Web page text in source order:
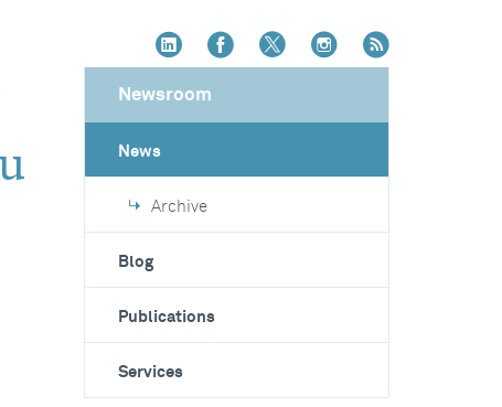
Newsroom
News
Archive
Blog
Publications
Services